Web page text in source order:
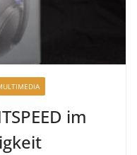
im